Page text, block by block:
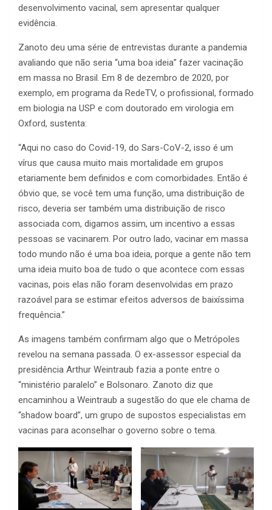
desenvolvimento vacinal, sem apresentar qualquer
evidência.
Zanoto deu uma série de entrevistas durante a pandemia
avaliando que não seria “uma boa ideia” fazer vacinação
em massa no Brasil. Em 8 de dezembro de 2020, por
exemplo, em programa da RedeTV, o profissional, formado
em biologia na USP e com doutorado em virologia em
Oxford, sustenta:
“Aqui no caso do Covid-19, do Sars-CoV-2, isso é um
vírus que causa muito mais mortalidade em grupos
etariamente bem definidos e com comorbidades. Então é
óbvio que, se você tem uma função, uma distribuição de
risco, deveria ser também uma distribuição de risco
associada com, digamos assim, um incentivo a essas
pessoas se vacinarem. Por outro lado, vacinar em massa
todo mundo não é uma boa ideia, porque a gente não tem
uma ideia muito boa de tudo o que acontece com essas
vacinas, pois elas não foram desenvolvidas em prazo
razoável para se estimar efeitos adversos de baixíssima
frequência.”
As imagens também confirmam algo que o Metrópoles
revelou na semana passada. O ex-assessor especial da
presidência Arthur Weintraub fazia a ponte entre o
“ministério paralelo” e Bolsonaro. Zanoto diz que
encaminhou a Weintraub a sugestão do que ele chama de
“shadow board”, um grupo de supostos especialistas em
vacinas para aconselhar o governo sobre o tema.